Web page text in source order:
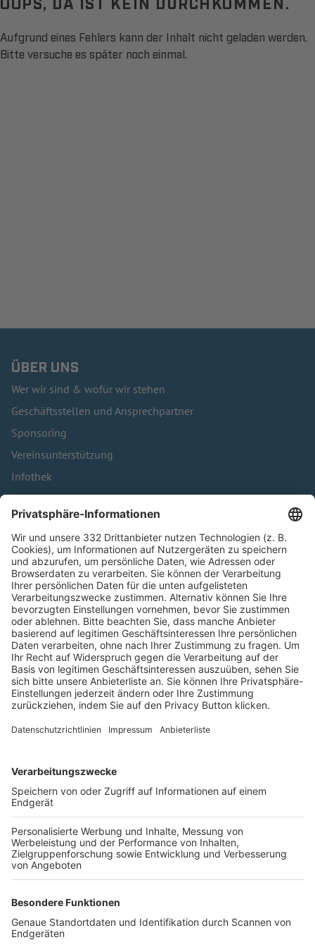
Aufgrund eines Fehlers kann der Inhalt nicht geladen werden.
Bitte versuche es später noch einmal.
ÜBER UNS
Wer wir sind & wofür wir stehen
Geschäftsstellen und Ansprechpartner
Sponsoring
Vereinsunterstützung
Infothek
Kontakt
HÄUFIG BESUCHTE SEITEN
Pässe und Vereinswechsel
Trainerausbildung
Schulungsangebot Vereinsmitarbeiter
BFV-Geschäftsstellen
Trainerbörse
Login SpielPlus
FOLGE DEM BFV
TOP-VEREINE
TOP-PARTNER